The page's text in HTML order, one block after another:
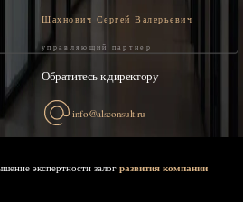
Шахнович Сергей Валерьевич
управляющий партнер
Обратитесь к директору
info@alsconsult.ru
экспертности залог развития компании